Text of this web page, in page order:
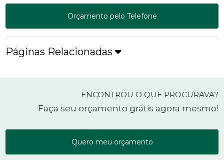
Orçamento pelo Telefone
Páginas Relacionadas
ENCONTROU O QUE PROCURAVA?
Faça seu orçamento grátis agora mesmo!
Quero meu orçamento